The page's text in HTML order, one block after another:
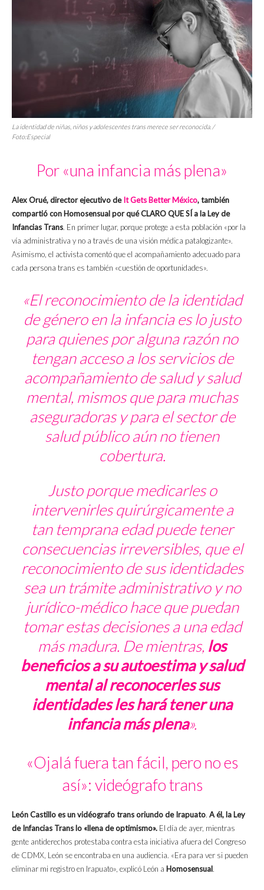
La identidad de niñas, niños y adolescentes trans merece ser reconocida. /
Foto:Especial
Por «una infancia más plena»
Alex Orué, director ejecutivo de It Gets Better México, también
compartió con Homosensual por qué CLARO QUE SÍ a la Ley de
Infancias Trans. En primer lugar, porque protege a esta población «por la
vía administrativa y no a través de una visión médica patalogizante».
Asimismo, el activista comentó que el acompañamiento adecuado para
cada persona trans es también «cuestión de oportunidades».
«El reconocimiento de la identidad
de género en la infancia es lo justo
para quienes por alguna razón no
tengan acceso a los servicios de
acompañamiento de salud y salud
mental, mismos que para muchas
aseguradoras y para el sector de
salud público aún no tienen
cobertura.
Justo porque medicarles o
intervenirles quirúrgicamente a
tan temprana edad puede tener
consecuencias irreversibles, que el
reconocimiento de sus identidades
sea un trámite administrativo y no
jurídico-médico hace que puedan
tomar estas decisiones a una edad
más madura. De mientras, los
beneficios a su autoestima y salud
mental al reconocerles sus
identidades les hará tener una
infancia más plena».
«Ojalá fuera tan fácil, pero no es
así»: videógrafo trans
León Castillo es un vidéografo trans oriundo de Irapuato. A él, la Ley
de Infancias Trans lo «llena de optimismo». El día de ayer, mientras
gente antiderechos protestaba contra esta iniciativa afuera del Congreso
de CDMX, León se encontraba en una audiencia. «Era para ver si pueden
eliminar mi registro en Irapuato», explicó León a Homosensual.